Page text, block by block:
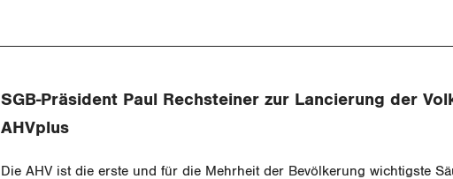
SGB-Präsident Paul Rechsteiner zur Lancierung der
AHVplus
Die AHV ist die erste und für die Mehrheit der Bevölkerung wichtigste